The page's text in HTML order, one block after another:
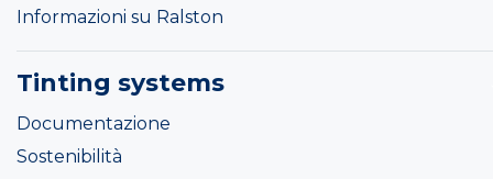
Informazioni su Ralston
Tinting systems
Documentazione
Sostenibilità